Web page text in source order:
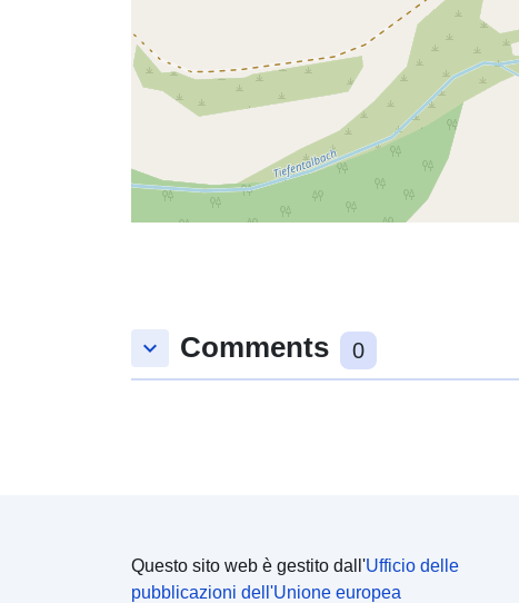
keyboard_arrow_down Comments 0
Questo sito web è gestito dall'Ufficio delle
pubblicazioni dell'Unione europea